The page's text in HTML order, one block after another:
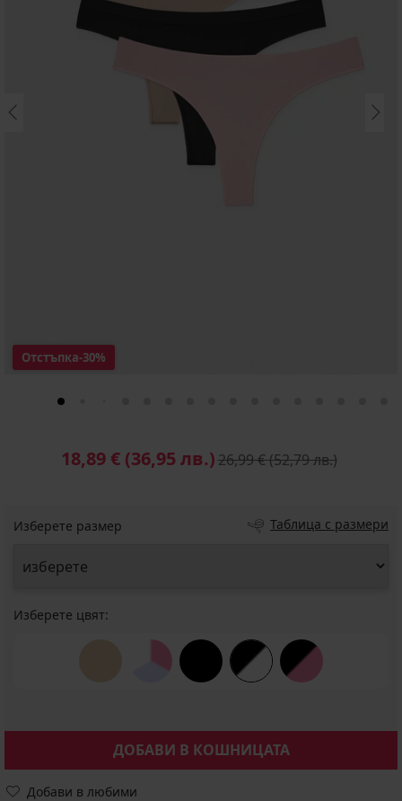
Отстъпка-30%
18,89 € (36,95 лв.)26,99 €(52,79 лв.)
Изберете размер Таблица с размери
Изберете цвят:
ДОБАВИ В КОШНИЦАТА
Добави в любими